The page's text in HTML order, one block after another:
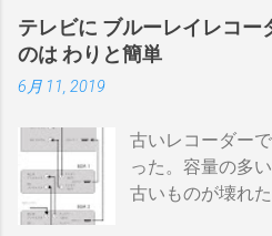
ドラムだから熱
の蓄熱効果はあ
煎中、外気温や
げても即座に反
量に限界があり
前後が限界。
テレビに ブルーレイレコー
のは わりと簡単
6月 11, 2019
古いレコーダー
った。容量の多
古いものが壊れ